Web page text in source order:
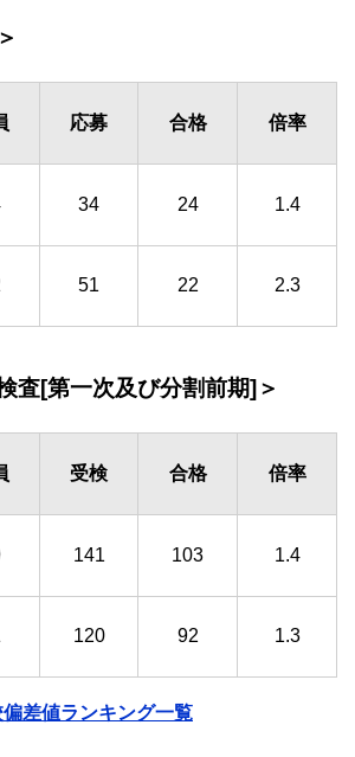
応募 合格 倍率
34 24 1.4
51 22 2.3
査[第一次及び分割前期]＞
受検 合格 倍率
141 103 1.4
120 92 1.3
差値ランキング一覧